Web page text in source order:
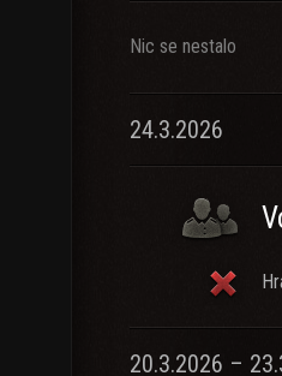
Nic se nestalo
24.3.2026
20.3.2026 –